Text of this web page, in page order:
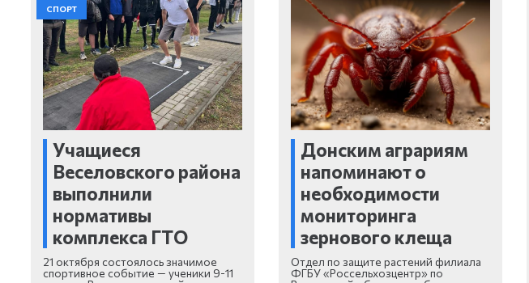
СПОРТ
Учащиеся
Веселовского района
выполнили
нормативы
комплекса ГТО
21 октября состоялось значимое
спортивное событие — ученики 9-11
Донским аграриям
напоминают о
необходимости
мониторинга
зернового клеща
Отдел по защите растений филиала
ФГБУ «Россельхозцентр» по